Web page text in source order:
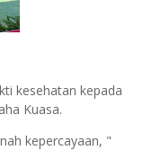
kesehatan kepada
Kuasa.
kepercayaan, "